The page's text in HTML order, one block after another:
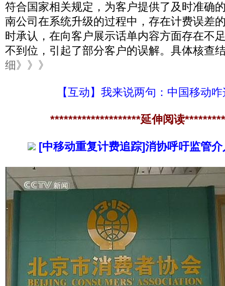
符合国家相关规定，为客户提供了及时准确
南公司在系统升级的过程中，存在计费误差
时承认，在向客户展示话单内容方面存在不
不到位，引起了部分客户的误解。具体核查
细》》》
【互动】我来说两句：中国移动咋
********************延伸阅读
[中移动重复计费追踪]消协呼吁监管